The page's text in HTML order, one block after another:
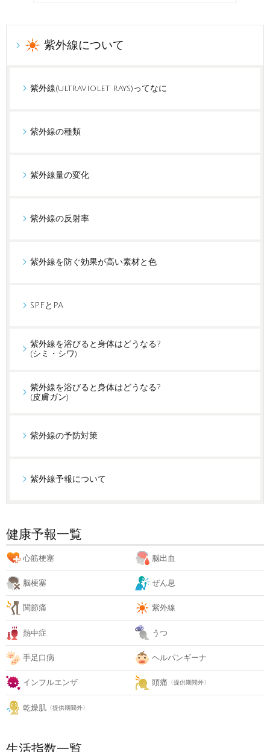
紫外線について
紫外線(ultraviolet rays)ってなに
紫外線の種類
紫外線量の変化
紫外線の反射率
紫外線を防ぐ効果が高い素材と色
SPFとPA
紫外線を浴びると身体はどうなる?
(シミ・シワ)
紫外線を浴びると身体はどうなる?
(皮膚ガン)
紫外線の予防対策
紫外線予報について
健康予報一覧
心筋梗塞 脳出血
脳梗塞 ぜん息
関節痛 紫外線
熱中症 うつ
手足口病 ヘルパンギーナ
インフルエンザ 頭痛 〈提供期間外〉
乾燥肌 〈提供期間外〉
生活指数一覧